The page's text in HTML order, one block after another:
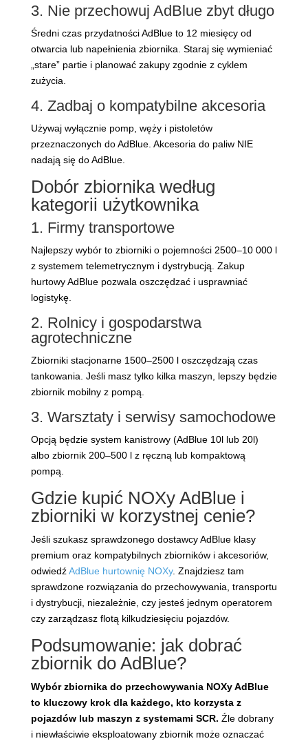
3. Nie przechowuj AdBlue zbyt długo
Średni czas przydatności AdBlue to 12 miesięcy od
otwarcia lub napełnienia zbiornika. Staraj się wymieniać
„stare” partie i planować zakupy zgodnie z cyklem
zużycia.
4. Zadbaj o kompatybilne akcesoria
Używaj wyłącznie pomp, węży i pistoletów
przeznaczonych do AdBlue. Akcesoria do paliw NIE
nadają się do AdBlue.
Dobór zbiornika według
kategorii użytkownika
1. Firmy transportowe
Najlepszy wybór to zbiorniki o pojemności 2500–10 000 l
z systemem telemetrycznym i dystrybucją. Zakup
hurtowy AdBlue pozwala oszczędzać i usprawniać
logistykę.
2. Rolnicy i gospodarstwa
agrotechniczne
Zbiorniki stacjonarne 1500–2500 l oszczędzają czas
tankowania. Jeśli masz tylko kilka maszyn, lepszy będzie
zbiornik mobilny z pompą.
3. Warsztaty i serwisy samochodowe
Opcją będzie system kanistrowy (AdBlue 10l lub 20l)
albo zbiornik 200–500 l z ręczną lub kompaktową
pompą.
Gdzie kupić NOXy AdBlue i
zbiorniki w korzystnej cenie?
Jeśli szukasz sprawdzonego dostawcy AdBlue klasy
premium oraz kompatybilnych zbiorników i akcesoriów,
odwiedźAdBlue hurtownię NOXy. Znajdziesz tam
sprawdzone rozwiązania do przechowywania, transportu
i dystrybucji, niezależnie, czy jesteś jednym operatorem
czy zarządzasz flotą kilkudziesięciu pojazdów.
Podsumowanie: jak dobrać
zbiornik do AdBlue?
Wybór zbiornika do przechowywania NOXy AdBlue
to kluczowy krok dla każdego, kto korzysta z
pojazdów lub maszyn z systemami SCR. Źle dobrany
i niewłaściwie eksploatowany zbiornik może oznaczać